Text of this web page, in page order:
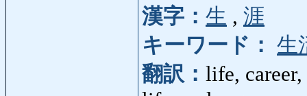
漢字： 生 , 涯
キーワード： 生
翻訳： life,